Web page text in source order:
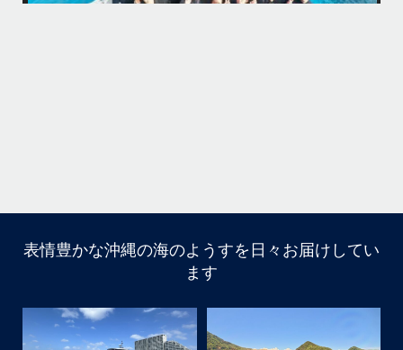
12月 1
水中で呼吸ができる不思議な遊びはどうだっかな？！？！
ー
スポーツ科なので運動神経抜群
海況は荒れてましたが、2日間とも船出せたのは運がいい
表情豊かな沖縄の海のようすを日々お届けしてい
ます